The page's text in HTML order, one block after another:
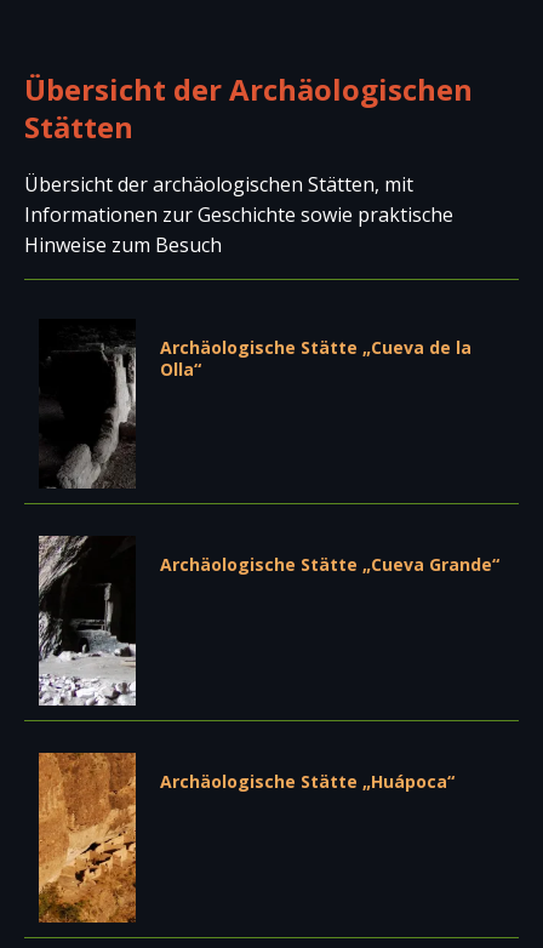
Übersicht der Archäologischen
Stätten
Übersicht der archäologischen Stätten, mit
Informationen zur Geschichte sowie praktische
Hinweise zum Besuch
Archäologische Stätte „Cueva de la
Olla“
Archäologische Stätte „Cueva Grande“
Archäologische Stätte „Huápoca“